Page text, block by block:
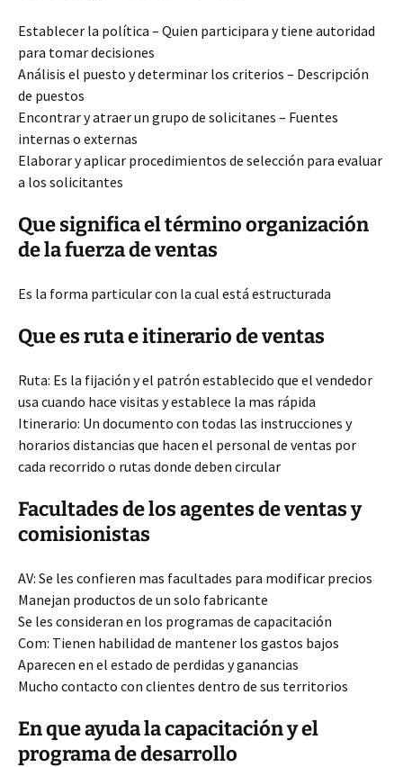
Establecer la política – Quien participara y tiene autoridad
para tomar decisiones
Análisis el puesto y determinar los criterios – Descripción
de puestos
Encontrar y atraer un grupo de solicitanes – Fuentes
internas o externas
Elaborar y aplicar procedimientos de selección para evaluar
a los solicitantes
Que significa el término organización
de la fuerza de ventas
Es la forma particular con la cual está estructurada
Que es ruta e itinerario de ventas
Ruta: Es la fijación y el patrón establecido que el vendedor
usa cuando hace visitas y establece la mas rápida
Itinerario: Un documento con todas las instrucciones y
horarios distancias que hacen el personal de ventas por
cada recorrido o rutas donde deben circular
Facultades de los agentes de ventas y
comisionistas
AV: Se les confieren mas facultades para modificar precios
Manejan productos de un solo fabricante
Se les consideran en los programas de capacitación
Com: Tienen habilidad de mantener los gastos bajos
Aparecen en el estado de perdidas y ganancias
Mucho contacto con clientes dentro de sus territorios
En que ayuda la capacitación y el
programa de desarrollo